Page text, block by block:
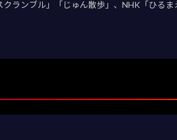
ランブル」「じゅん散歩」、NHK「ひるま